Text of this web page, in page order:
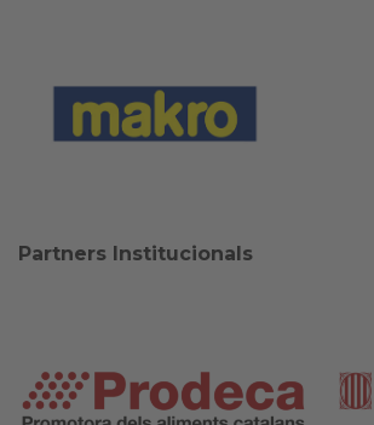
Partners Institucionals